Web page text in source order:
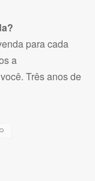
para cada
a
Três anos de